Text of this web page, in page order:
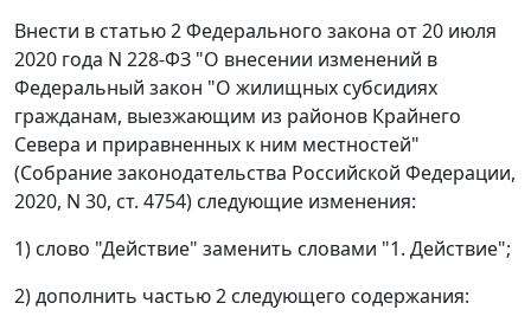
Внести в статью 2 Федерального закона от 20 июля
2020 года N 228-ФЗ "О внесении изменений в
Федеральный закон "О жилищных субсидиях
гражданам, выезжающим из районов Крайнего
Севера и приравненных к ним местностей"
(Собрание законодательства Российской Федерации,
2020, N 30, ст. 4754) следующие изменения:
1) слово "Действие" заменить словами "1. Действие";
2) дополнить частью 2 следующего содержания: